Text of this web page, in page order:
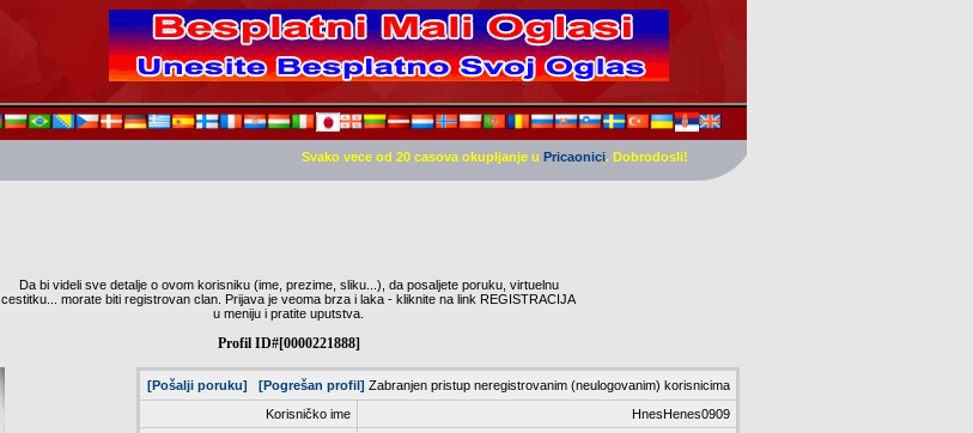
Svako vece od 20 casova okupljanje u Pricaonici. Dobrodosli!
Da bi videli sve detalje o ovom korisniku (ime, prezime, sliku...), da posaljete poruku, virtuelnu
cestitku... morate biti registrovan clan. Prijava je veoma brza i laka - kliknite na link REGISTRACIJA
u meniju i pratite uputstva.
Profil ID#[0000221888]
[Pošalji poruku] [Pogrešan profil] Zabranjen pristup neregistrovanim (neulogovanim) korisnicima
Korisničko ime
HnesHenes0909